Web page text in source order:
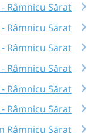
Râmnicu Sărat
Râmnicu Sărat
Râmnicu Sărat
Râmnicu Sărat
Râmnicu Sărat
Râmnicu Sărat
Râmnicu Sărat